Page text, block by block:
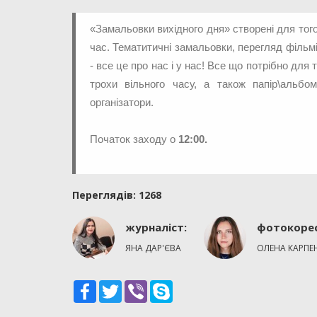
«Замальовки вихідного дня» створені для
час. Тематитичні замальовки, перегляд
- все це про нас і у нас! Все що потрібно для
трохи вільного часу, а також
організатори.
Початок заходу о 12:00.
Переглядiв: 1268
журналіст:
ЯНА ДАР'ЄВА ОЛЕНА
Facebook
TwitterViber